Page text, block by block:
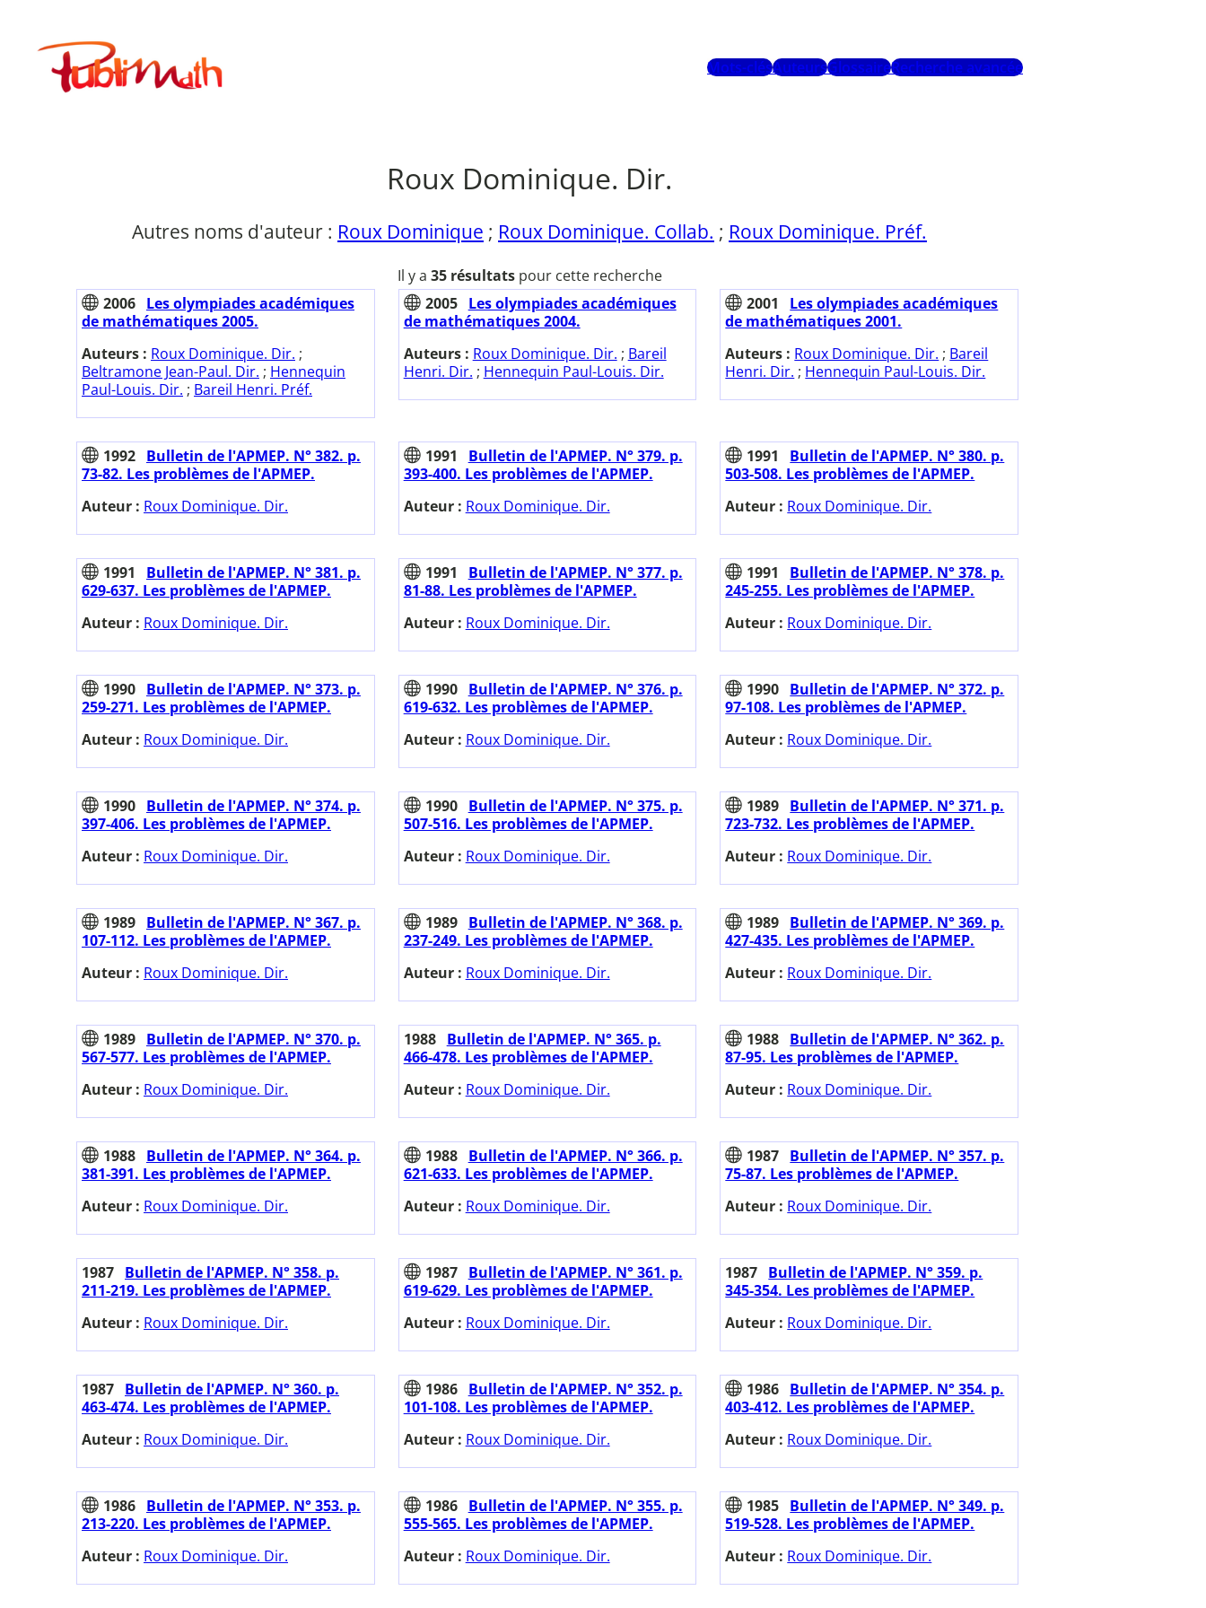
contenuPublimath
Mots-clésAuteursGlossaireRecherche avancée
Roux Dominique. Dir.
Autres noms d'auteur : Roux Dominique ; Roux Dominique. Collab. ; Roux Dominique. Préf.
Il y a 35 résultatspour cette recherche
2006 Les olympiades académiques
de mathématiques 2005.
Auteurs : Roux Dominique. Dir. ;
Beltramone Jean-Paul. Dir. ; Hennequin
Paul-Louis. Dir. ; Bareil Henri. Préf.
2005
Les olympiades académiques
de mathématiques 2004.
Auteurs : Roux Dominique. Dir. ; Bareil
Henri. Dir. ; Hennequin Paul-Louis. Dir.
2001
Les olympiades académiques
de mathématiques 2001.
Auteurs : Roux Dominique. Dir. ; Bareil
Henri. Dir. ; Hennequin Paul-Louis. Dir.
1992 Bulletin de l'APMEP. N° 382. p.
73-82. Les problèmes de l'APMEP.
Auteur : Roux Dominique. Dir.
1991
Bulletin de l'APMEP. N° 379. p.
393-400. Les problèmes de l'APMEP.
Auteur : Roux Dominique. Dir.
1991
Bulletin de l'APMEP. N° 380. p.
503-508. Les problèmes de l'APMEP.
Auteur : Roux Dominique. Dir.
1991
Bulletin de l'APMEP. N° 381. p.
629-637. Les problèmes de l'APMEP.
Auteur : Roux Dominique. Dir.
1991
Bulletin de l'APMEP. N° 377. p.
81-88. Les problèmes de l'APMEP.
Auteur : Roux Dominique. Dir.
1991
Bulletin de l'APMEP. N° 378. p.
245-255. Les problèmes de l'APMEP.
Auteur : Roux Dominique. Dir.
1990 Bulletin de l'APMEP. N° 373. p.
259-271. Les problèmes de l'APMEP.
Auteur : Roux Dominique. Dir.
1990
Bulletin de l'APMEP. N° 376. p.
619-632. Les problèmes de l'APMEP.
Auteur : Roux Dominique. Dir.
1990 Bulletin de l'APMEP. N° 372. p.
97-108. Les problèmes de l'APMEP.
Auteur : Roux Dominique. Dir.
1990 Bulletin de l'APMEP. N° 374. p.
397-406. Les problèmes de l'APMEP.
Auteur : Roux Dominique. Dir.
1990
Bulletin de l'APMEP. N° 375. p.
507-516. Les problèmes de l'APMEP.
Auteur : Roux Dominique. Dir.
1989 Bulletin de l'APMEP. N° 371. p.
723-732. Les problèmes de l'APMEP.
Auteur : Roux Dominique. Dir.
1989 Bulletin de l'APMEP. N° 367. p.
107-112. Les problèmes de l'APMEP.
Auteur : Roux Dominique. Dir.
1989
Bulletin de l'APMEP. N° 368. p.
237-249. Les problèmes de l'APMEP.
Auteur : Roux Dominique. Dir.
1989 Bulletin de l'APMEP. N° 369. p.
427-435. Les problèmes de l'APMEP.
Auteur : Roux Dominique. Dir.
1989 Bulletin de l'APMEP. N° 370. p.
567-577. Les problèmes de l'APMEP.
Auteur : Roux Dominique. Dir.
1988
Bulletin de l'APMEP. N° 365. p.
466-478. Les problèmes de l'APMEP.
Auteur : Roux Dominique. Dir.
1988 Bulletin de l'APMEP. N° 362. p.
87-95. Les problèmes de l'APMEP.
Auteur : Roux Dominique. Dir.
1988 Bulletin de l'APMEP. N° 364. p.
381-391. Les problèmes de l'APMEP.
Auteur : Roux Dominique. Dir.
1988
Bulletin de l'APMEP. N° 366. p.
621-633. Les problèmes de l'APMEP.
Auteur : Roux Dominique. Dir.
1987 Bulletin de l'APMEP. N° 357. p.
75-87. Les problèmes de l'APMEP.
Auteur : Roux Dominique. Dir.
1987 Bulletin de l'APMEP. N° 358. p.
211-219. Les problèmes de l'APMEP.
Auteur : Roux Dominique. Dir.
1987
Bulletin de l'APMEP. N° 361. p.
619-629. Les problèmes de l'APMEP.
Auteur : Roux Dominique. Dir.
1987 Bulletin de l'APMEP. N° 359. p.
345-354. Les problèmes de l'APMEP.
Auteur : Roux Dominique. Dir.
1987 Bulletin de l'APMEP. N° 360. p.
463-474. Les problèmes de l'APMEP.
Auteur : Roux Dominique. Dir.
1986
Bulletin de l'APMEP. N° 352. p.
101-108. Les problèmes de l'APMEP.
Auteur : Roux Dominique. Dir.
1986 Bulletin de l'APMEP. N° 354. p.
403-412. Les problèmes de l'APMEP.
Auteur : Roux Dominique. Dir.
1986 Bulletin de l'APMEP. N° 353. p.
213-220. Les problèmes de l'APMEP.
Auteur : Roux Dominique. Dir.
1986
Bulletin de l'APMEP. N° 355. p.
555-565. Les problèmes de l'APMEP.
Auteur : Roux Dominique. Dir.
1985 Bulletin de l'APMEP. N° 349. p.
519-528. Les problèmes de l'APMEP.
Auteur : Roux Dominique. Dir.